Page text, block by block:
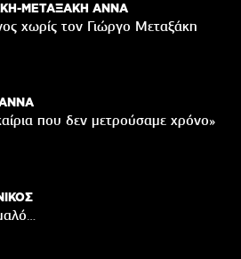
ΜΕΤΑΞΑΚΗ ΑΝΝΑ
χωρίς τον Γιώργο Μεταξάκη
που δεν μετρούσαμε χρόνο»